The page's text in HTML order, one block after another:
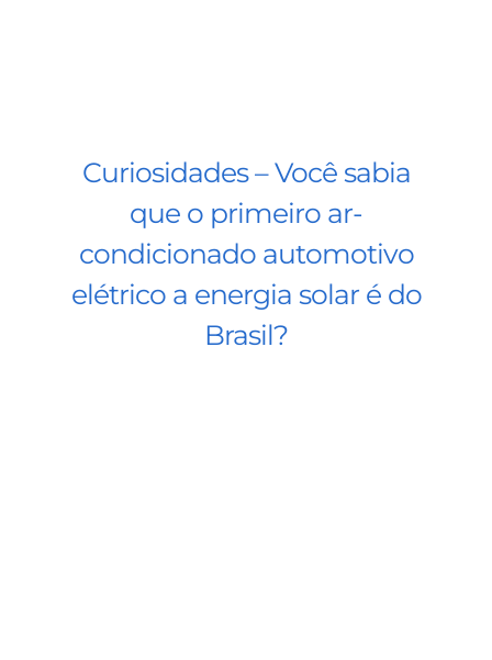
Curiosidades – Você sabia
que o primeiro ar-
condicionado automotivo
elétrico a energia solar é do
Brasil?